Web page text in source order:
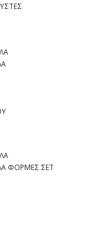
ΦΟΡΜΕΣ ΣΕΤ